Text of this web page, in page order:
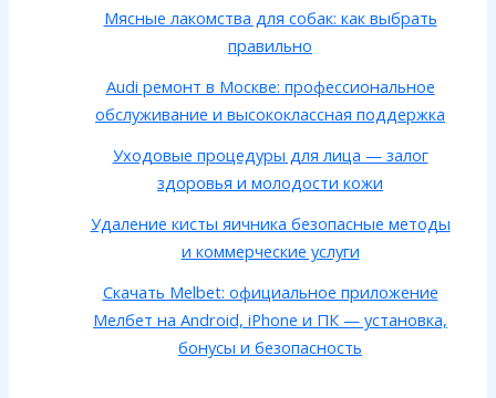
Мясные лакомства для собак: как выбрать
правильно
Audi ремонт в Москве: профессиональное
обслуживание и высококлассная поддержка
Уходовые процедуры для лица — залог
здоровья и молодости кожи
Удаление кисты яичника безопасные методы
и коммерческие услуги
Скачать Melbet: официальное приложение
Мелбет на Android, iPhone и ПК — установка,
бонусы и безопасность